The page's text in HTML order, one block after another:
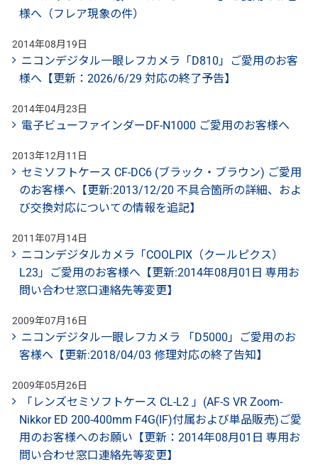
様へ（フレア現象の件）
2014年08月19日
ニコンデジタル一眼レフカメラ「D810」ご愛用のお客
様へ【更新：2026/6/29 対応の終了予告】
2014年04月23日
電子ビューファインダーDF-N1000 ご愛用のお客様へ
2013年12月11日
セミソフトケース CF-DC6 (ブラック・ブラウン) ご愛用
のお客様へ【更新:2013/12/20 不具合箇所の詳細、およ
び交換対応についての情報を追記】
2011年07月14日
ニコンデジタルカメラ「COOLPIX（クールピクス）
L23」ご愛用のお客様へ【更新:2014年08月01日 専用お
問い合わせ窓口連絡先等変更】
2009年07月16日
ニコンデジタル一眼レフカメラ 「D5000」ご愛用のお
客様へ【更新:2018/04/03 修理対応の終了告知】
2009年05月26日
「レンズセミソフトケース CL-L2 」(AF-S VR Zoom-
Nikkor ED 200-400mm F4G(IF)付属および単品販売)ご愛
用のお客様へのお願い【更新：2014年08月01日 専用お
問い合わせ窓口連絡先等変更】